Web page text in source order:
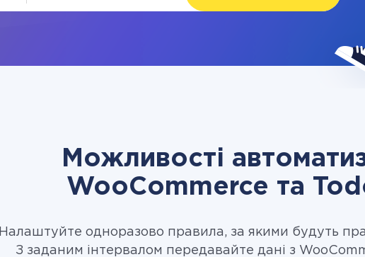
Можливості
WooCommerce та
Налаштуйте одноразово правила, за якими будуть
З заданим інтервалом передавайте дані з